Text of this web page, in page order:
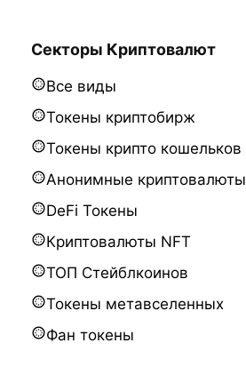
Секторы Криптовалют
Все виды
Токены криптобирж
Токены крипто кошельков
Анонимные криптовалюты
DeFi Токены
Криптовалюты NFT
ТОП Стейблкоинов
Токены метавселенных
Фан токены